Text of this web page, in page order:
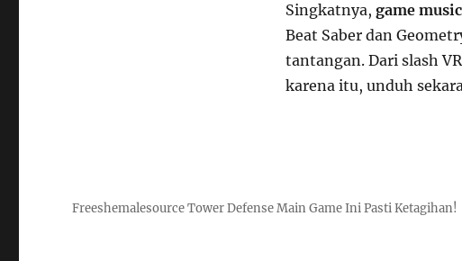
Singkatnya, game
Beat Saber dan
tantangan. Dari slash
karena itu, unduh
Freeshemalesource Tower Defense Main Game Ini Pasti Ketagihan!